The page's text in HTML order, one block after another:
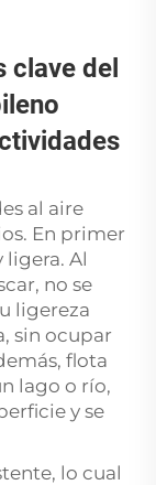
clave del
al aire
En primer
ligera. Al
no se
ligereza
sin ocupar
flota
lago o río,
y se
lo cual